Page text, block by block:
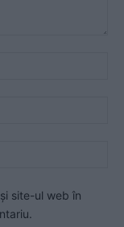
site-ul web în